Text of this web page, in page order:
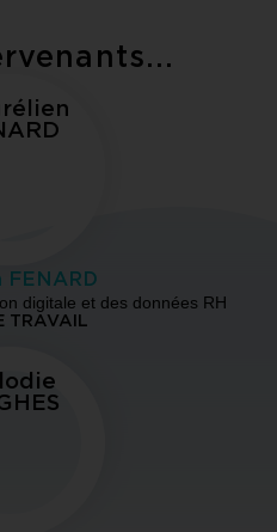
FENARD
digitale et des données RH
TRAVAIL